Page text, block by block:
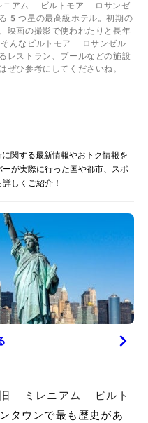
ニアム ビルトモア ロサンゼ
5つ星の最高級ホテル。初期の
映画の撮影で使われたりと長年
んなビルトモア ロサンゼル
レストラン、プールなどの施設
ぜひ参考にしてくださいね。
関する最新情報やおトク情報を
が実際に行った国や都市、スポ
しくご紹介！
旧 ミレニアム ビルト
タウンで最も歴史があ